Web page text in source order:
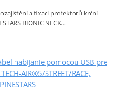
a fixaci protektorů krční
BIONIC NECK…
nabíjanie pomocou USB pre
AIR®5/STREET/RACE,